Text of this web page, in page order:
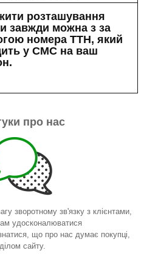
розташування
завжди можна з за
номера ТТН, який
у СМС на ваш
про нас
зворотному зв'язку з клієнтами,
удосконалюватися
що про нас думає покупці,
сайту.